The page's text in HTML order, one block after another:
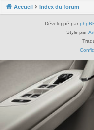
Accueil Index du forum
Développé par
Style par